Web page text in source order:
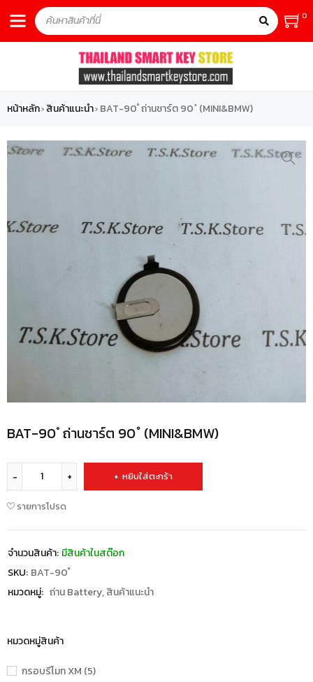
0
หน้าหลัก› สินค้าแนะนำ› BAT-90 ํ ถ่านชาร์ต 90 ํ (MINI&BMW)
หมวดหมู่สินค้า
กรอบรีโมท XM (5)
BAT-90 ํ ถ่านชาร์ต 90 ํ (MINI&BMW)
หยิบใส่ตะกร้า
รายการโปรด
จำนวนสินค้า: มีสินค้าในสต๊อก
SKU: BAT-90 ํ
หมวดหมู่: ถ่าน Battery,สินค้าแนะนำ